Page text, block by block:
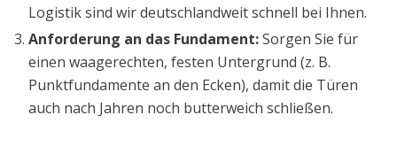
Logistik sind wir deutschlandweit schnell bei Ihnen.
Anforderung an das Fundament:Sorgen Sie für
einen waagerechten, festen Untergrund (z. B.
Punktfundamente an den Ecken), damit die Türen
auch nach Jahren noch butterweich schließen.